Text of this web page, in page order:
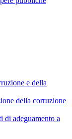
e della
della corruzione
adeguamento a